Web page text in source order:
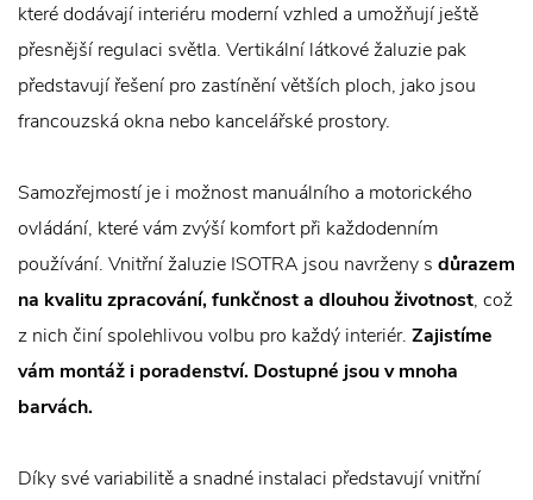
které dodávají interiéru moderní vzhled a umožňují ještě
přesnější regulaci světla. Vertikální látkové žaluzie pak
představují řešení pro zastínění větších ploch, jako jsou
francouzská okna nebo kancelářské prostory.
Samozřejmostí je i možnost manuálního a motorického
ovládání, které vám zvýší komfort při každodenním
používání. Vnitřní žaluzie ISOTRA jsou navrženy s důrazem
na kvalitu zpracování, funkčnost a dlouhou životnost, což
z nich činí spolehlivou volbu pro každý interiér. Zajistíme
vám montáž i poradenství. Dostupné jsou v mnoha
barvách.
Díky své variabilitě a snadné instalaci představují vnitřní